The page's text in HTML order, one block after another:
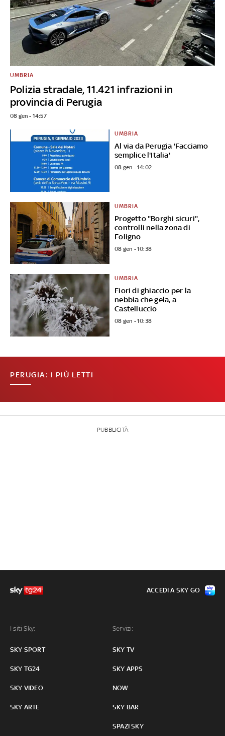
Polizia stradale, 11.421 infrazioni in
provincia di Perugia
UMBRIA
08 gen - 14:57
Al via da Perugia 'Facciamo
semplice l'Italia'
UMBRIA
08 gen - 14:02
Progetto "Borghi sicuri",
controlli nella zona di
Foligno
UMBRIA
08 gen - 10:38
Fiori di ghiaccio per la
nebbia che gela, a
Castelluccio
UMBRIA
08 gen - 10:38
PERUGIA: I PIÙ LETTI
PUBBLICITÀ
I siti Sky:
SKY SPORT
SKY TG24
SKY VIDEO
SKY ARTE
Servizi:
SKY TV
SKY APPS
NOW
SKY BAR
SPAZI SKY
ACCEDI A SKY GO